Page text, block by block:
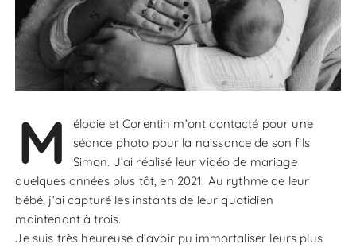
M
élodie et Corentin m’ont contacté pour une
séance photo pour la naissance de son fils
Simon. J’ai réalisé leur vidéo de mariage
quelques années plus tôt, en 2021. Au rythme de leur
bébé, j’ai capturé les instants de leur quotidien
maintenant à trois.
Je suis très heureuse d’avoir pu immortaliser leurs plus